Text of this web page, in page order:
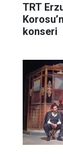
TRT
konseri